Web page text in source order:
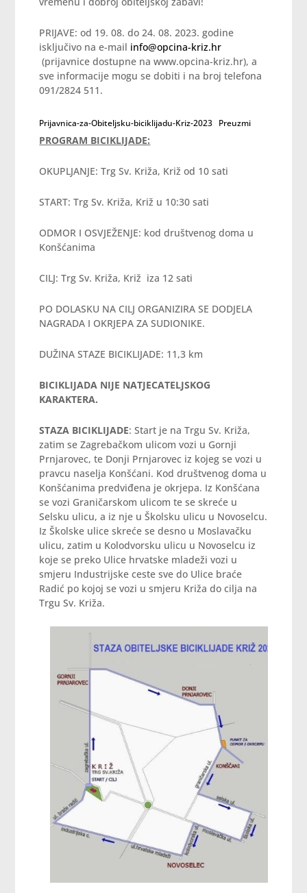
PRIJAVE: od 19. 08. do 24. 08. 2023. godine
isključivo na e-mail info@opcina-kriz.hr
(prijavnice dostupne na www.opcina-kriz.hr), a
sve informacije mogu se dobiti i na broj telefona
091/2824 511.
Prijavnica-za-Obiteljsku-biciklijadu-Kriz-2023 Preuzmi
PROGRAM BICIKLIJADE:
OKUPLJANJE: Trg Sv. Križa, Križ od 10 sati
START: Trg Sv. Križa, Križ u 10:30 sati
ODMOR I OSVJEŽENJE: kod društvenog doma u
Konšćanima
CILJ: Trg Sv. Križa, Križ iza 12 sati
PO DOLASKU NA CILJ ORGANIZIRA SE DODJELA
NAGRADA I OKRJEPA ZA SUDIONIKE.
DUŽINA STAZE BICIKLIJADE: 11,3 km
BICIKLIJADA NIJE NATJECATELJSKOG
KARAKTERA.
STAZA BICIKLIJADE: Start je na Trgu Sv. Križa,
zatim se Zagrebačkom ulicom vozi u Gornji
Prnjarovec, te Donji Prnjarovec iz kojeg se vozi u
pravcu naselja Konšćani. Kod društvenog doma u
Konšćanima predviđena je okrjepa. Iz Konšćana
se vozi Graničarskom ulicom te se skreće u
Selsku ulicu, a iz nje u Školsku ulicu u Novoselcu.
Iz Školske ulice skreće se desno u Moslavačku
ulicu, zatim u Kolodvorsku ulicu u Novoselcu iz
koje se preko Ulice hrvatske mladeži vozi u
smjeru Industrijske ceste sve do Ulice braće
Radić po kojoj se vozi u smjeru Križa do cilja na
Trgu Sv. Križa.